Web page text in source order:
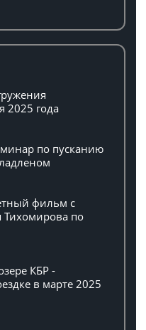
2025 года
по пусканию
фильм с
Тихомирова по
КБР -
в марте 2025